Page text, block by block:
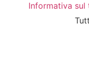
Informativa